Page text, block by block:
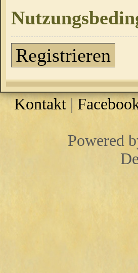
Registrieren
Kontakt |
Powered